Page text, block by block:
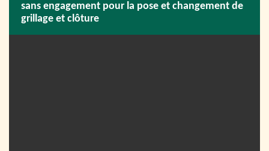
sans engagement pour la pose et changement de
grillage et clôture